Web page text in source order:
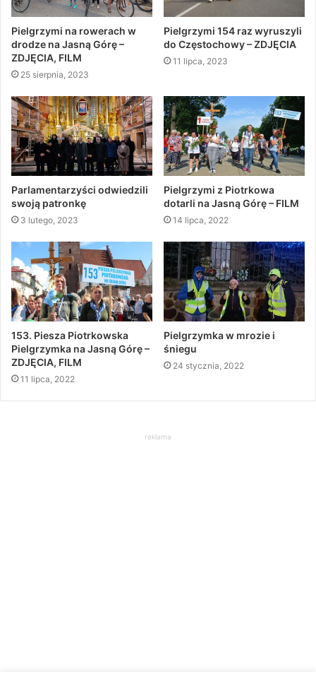
Pielgrzymi na rowerach w
drodze na Jasną Górę –
ZDJĘCIA, FILM
25 sierpnia, 2023
Pielgrzymi 154 raz wyruszyli
do Częstochowy – ZDJĘCIA
11 lipca, 2023
Parlamentarzyści odwiedzili
swoją patronkę
3 lutego, 2023
Pielgrzymi z Piotrkowa
dotarli na Jasną Górę – FILM
14 lipca, 2022
153. Piesza Piotrkowska
Pielgrzymka na Jasną Górę –
ZDJĘCIA, FILM
11 lipca, 2022
Pielgrzymka w mrozie i
śniegu
24 stycznia, 2022
reklama